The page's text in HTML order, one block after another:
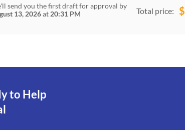
send you the first draft for approval by
13, 2026at 20:31 PM Total price: $
to Help